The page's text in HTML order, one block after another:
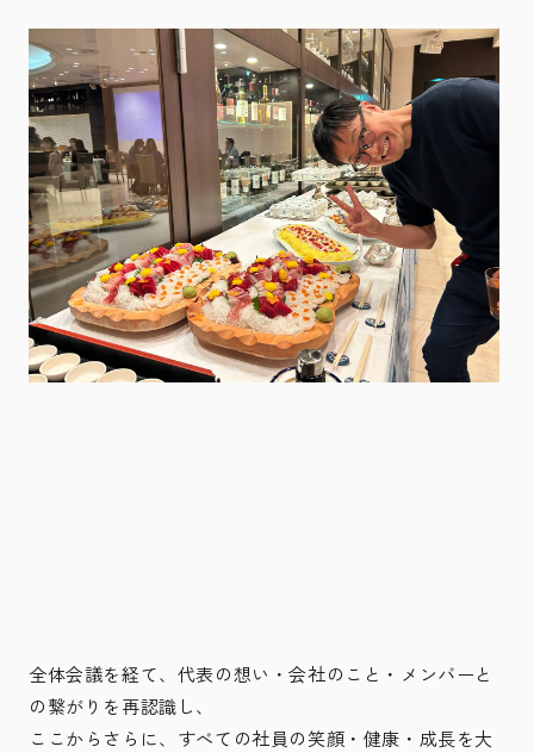
全体会議を経て、代表の想い・会社のこと・メンバーと
の繋がりを再認識し、
ここからさらに、すべての社員の笑顔・健康・成長を大